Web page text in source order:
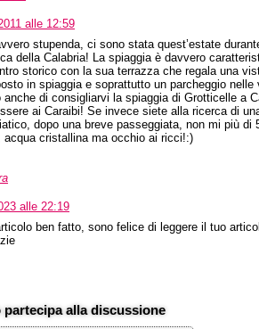
alle 12:59
stupenda, ci sono stata quest’estate
della Calabria! La spiaggia è davvero
storico con la sua terrazza che regala una
in spiaggia e soprattutto un parcheggio
anche di consigliarvi la spiaggia di Grotticelle a
ai Caraibi! Se invece siete alla ricerca di
dopo una breve passeggiata, non mi più
acqua cristallina ma occhio ai ricci!:)
alle 22:19
ben fatto, sono felice di leggere il tuo
partecipa alla discussione